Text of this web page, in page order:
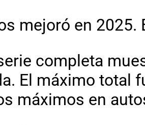
mejoró en
completa
El máximo total
máximos en